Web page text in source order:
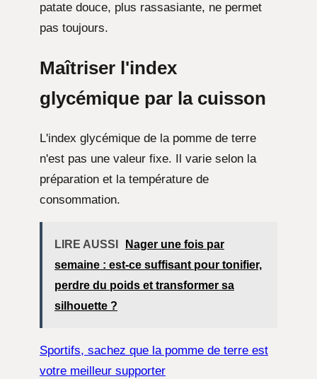
patate douce, plus rassasiante, ne permet
pas toujours.
Maîtriser l'index
glycémique par la cuisson
L'index glycémique de la pomme de terre
n'est pas une valeur fixe. Il varie selon la
préparation et la température de
consommation.
LIRE AUSSI
Nager une fois par
semaine : est-ce suffisant pour tonifier,
perdre du poids et transformer sa
silhouette ?
Sportifs, sachez que la pomme de terre est
votre meilleur supporter